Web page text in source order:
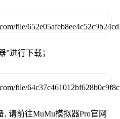
”进行下载；
, 请前往MuMu模拟器Pro官网